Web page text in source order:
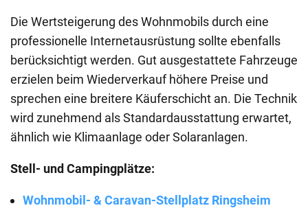
Die Wertsteigerung des Wohnmobils durch eine
professionelle Internetausrüstung sollte ebenfalls
berücksichtigt werden. Gut ausgestattete Fahrzeuge
erzielen beim Wiederverkauf höhere Preise und
sprechen eine breitere Käuferschicht an. Die Technik
wird zunehmend als Standardausstattung erwartet,
ähnlich wie Klimaanlage oder Solaranlagen.
Stell- und Campingplätze:
Wohnmobil- & Caravan-Stellplatz Ringsheim